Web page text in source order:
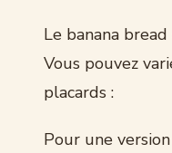
Le banana
Vous pouvez
placards :
Pour une version